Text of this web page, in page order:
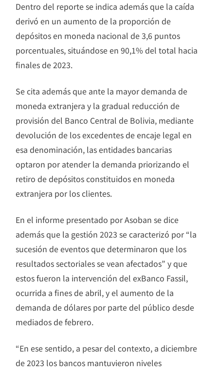
Dentro del reporte se indica además que la caída
derivó en un aumento de la proporción de
depósitos en moneda nacional de 3,6 puntos
porcentuales, situándose en 90,1% del total hacia
finales de 2023.
Se cita además que ante la mayor demanda de
moneda extranjera y la gradual reducción de
provisión del Banco Central de Bolivia, mediante
devolución de los excedentes de encaje legal en
esa denominación, las entidades bancarias
optaron por atender la demanda priorizando el
retiro de depósitos constituidos en moneda
extranjera por los clientes.
En el informe presentado por Asoban se dice
además que la gestión 2023 se caracterizó por “la
sucesión de eventos que determinaron que los
resultados sectoriales se vean afectados” y que
estos fueron la intervención del exBanco Fassil,
ocurrida a fines de abril, y el aumento de la
demanda de dólares por parte del público desde
mediados de febrero.
“En ese sentido, a pesar del contexto, a diciembre
de 2023 los bancos mantuvieron niveles